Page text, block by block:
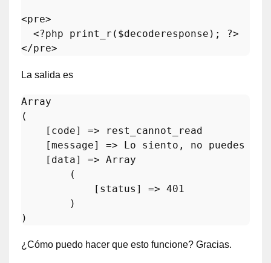
<pre>
<?php
print_r ( $decoderesponse );
?>
La salida es
Array
(
    [
code] => rest_cannot_read
    [
message] => Lo siento, no puedes
    [
data] => Array
        (
            [
status ] => 401
        )
¿Cómo puedo hacer que esto funcione? Gracias.